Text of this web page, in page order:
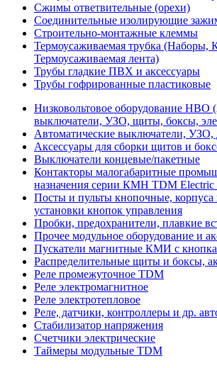
Сжимы ответвительные (орехи)
Соединительные изолирующие
Строительно-монтажные клеммы
Термоусаживаемая трубка (Наборы,
Термоусаживаемая лента)
Трубы гладкие ПВХ и аксессуары
Трубы гофрированные пластиковые
Низковольтовое оборудование НВО
выключатели, УЗО, щиты, боксы,
Автоматические выключатели,
Аксессуары для сборки щитов и
Выключатели концевые/пакетные
Контакторы малогабаритные
назначения серии КМН TDM Electric
Посты и пульты кнопочные,
установки кнопок управления
Пробки, предохранители, плавкие
Прочее модульное оборудование и
Пускатели магнитные КМИ с
Распределительные щиты и боксы,
Реле промежуточное TDM
Реле электромагнитное
Реле электротепловое
Реле, датчики, контроллеры и др.
Стабилизатор напряжения
Счетчики электрические
Таймеры модульные TDM